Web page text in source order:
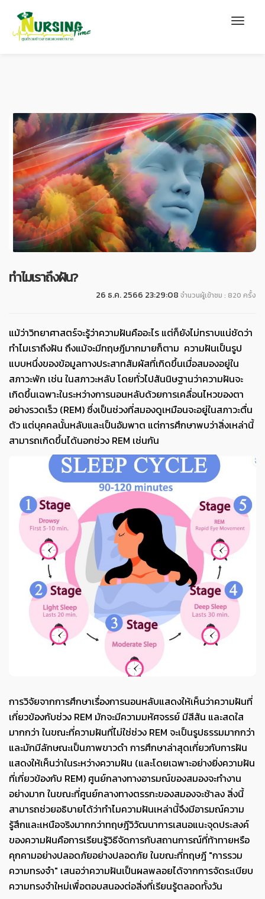
ทำไมเราถึงฝัน?
26 ธ.ค. 2566 23:29:08 จำนวนผู้เข้าชม : 820 ครั้ง
แม้ว่าวิทยาศาสตร์จะรู้ว่าความฝันคืออะไร แต่ก็ยังไม่ทราบแน่ชัดว่า
ทำไมเราถึงฝัน ถึงแม้จะมีทฤษฎีมากมายก็ตาม ความฝันเป็นรูป
แบบหนึ่งของข้อมูลทางประสาทสัมผัสที่เกิดขึ้นเมื่อสมองอยู่ใน
สภาวะพัก เช่น ในสภาวะหลับ โดยทั่วไปสันนิษฐานว่าความฝันจะ
เกิดขึ้นเฉพาะในระหว่างการนอนหลับด้วยการเคลื่อนไหวของตา
อย่างรวดเร็ว (REM) ซึ่งเป็นช่วงที่สมองดูเหมือนจะอยู่ในสภาวะตื่น
ตัว แต่บุคคลนั้นหลับและเป็นอัมพาต แต่การศึกษาพบว่าสิ่งเหล่านี้
สามารถเกิดขึ้นได้นอกช่วง REM เช่นกัน
การวิจัยจากการศึกษาเรื่องการนอนหลับแสดงให้เห็นว่าความฝันที่
เกี่ยวข้องกับช่วง REM มักจะมีความมหัศจรรย์ มีสีสัน และสดใส
มากกว่า ในขณะที่ความฝันที่ไม่ใช่ช่วง REM จะเป็นรูปธรรมมากกว่า
และมักมีลักษณะเป็นภาพขาวดำ การศึกษาล่าสุดเกี่ยวกับการฝัน
แสดงให้เห็นว่าในระหว่างความฝัน (และโดยเฉพาะอย่างยิ่งความฝัน
ที่เกี่ยวข้องกับ REM) ศูนย์กลางทางอารมณ์ของสมองจะทำงาน
อย่างมาก ในขณะที่ศูนย์กลางทางตรรกะของสมองจะช้าลง สิ่งนี้
สามารถช่วยอธิบายได้ว่าทำไมความฝันเหล่านี้จึงมีอารมณ์ความ
รู้สึกและเหนือจริงมากกว่าทฤษฎีวิวัฒนาการเสนอแนะจุดประสงค์
ของความฝันคือการเรียนรู้วิธีจัดการกับสถานการณ์ที่ท้าทายหรือ
คุกคามอย่างปลอดภัยอย่างปลอดภัย ในขณะที่ทฤษฎี "การรวม
ความทรงจำ" เสนอว่าความฝันเป็นผลพลอยได้จากการจัดระเบียบ
ความทรงจำใหม่เพื่อตอบสนองต่อสิ่งที่เรียนรู้ตลอดทั้งวัน